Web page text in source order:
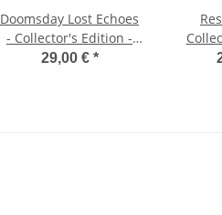
Doomsday Lost Echoes
- Collector's Edition -
3"-Diskette
29,00 € *